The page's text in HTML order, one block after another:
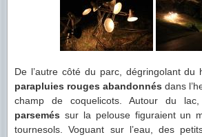
De l’autre côté du parc, dégringolant
parapluies rouges abandonnés dans
champ de coquelicots. Autour du
parsemés sur la pelouse figuraient un
tournesols. Voguant sur l’eau, des